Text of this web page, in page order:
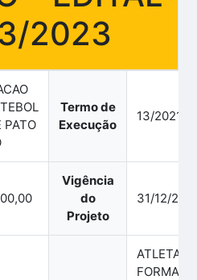
2023
PATO
Termo de
Execução
13/2021
Vigência
do
Projeto
31/12/